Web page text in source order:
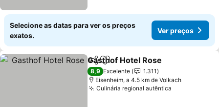
Selecione as datas para ver os preços
exatos.
Ver preços
PartilharAdicionar aos favoritos
Gasthof Hotel Rose
8,9 Excelente
1.311
Eisenheim, a 4.5 km de Volkach
Culinária regional autêntica